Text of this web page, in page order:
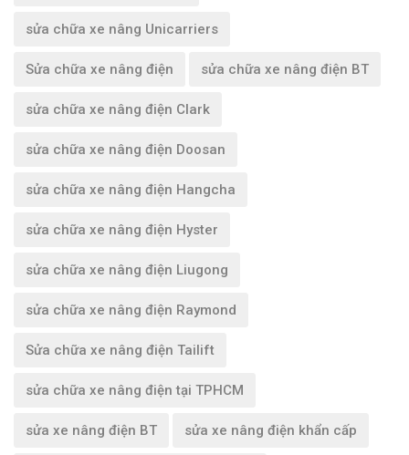
sửa chữa xe nâng Unicarriers
Sửa chữa xe nâng điện sửa chữa xe nâng điện BT
sửa chữa xe nâng điện Clark
sửa chữa xe nâng điện Doosan
sửa chữa xe nâng điện Hangcha
sửa chữa xe nâng điện Hyster
sửa chữa xe nâng điện Liugong
sửa chữa xe nâng điện Raymond
Sửa chữa xe nâng điện Tailift
sửa chữa xe nâng điện tại TPHCM
sửa xe nâng điện BT sửa xe nâng điện khẩn cấp